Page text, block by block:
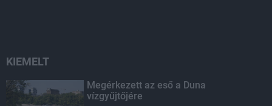
KIEMELT
Megérkezett az eső a Duna
vízgyűjtőjére